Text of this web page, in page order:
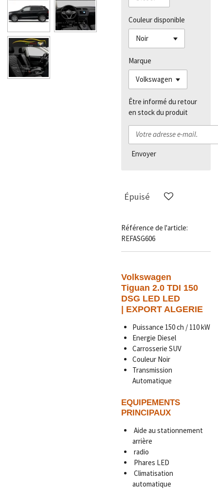
Couleur disponible
Marque
Être informé du retour
en stock du produit
Envoyer
Épuisé
Référence de l'article:
REFASG606
Volkswagen
Tiguan 2.0 TDI 150
DSG LED LED
| EXPORT ALGERIE
Puissance 150 ch / 110 kW
Energie Diesel
Carrosserie SUV
Couleur Noir
Transmission
Automatique
EQUIPEMENTS
PRINCIPAUX
Aide au stationnement
arrière
radio
Phares LED
Climatisation
automatique